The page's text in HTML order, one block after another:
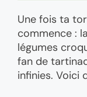
Une fois ta
commence :
légumes
fan de
infinies. Voici